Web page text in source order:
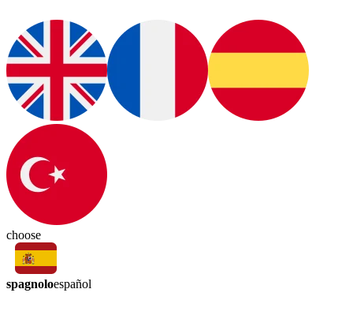
choose
spagnoloespañol